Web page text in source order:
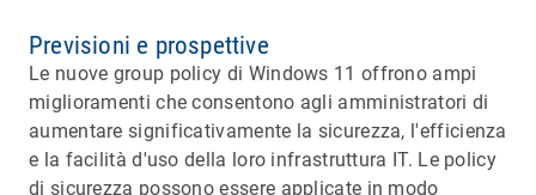
Previsioni e prospettive
Le nuove group policy di Windows 11 offrono ampi
miglioramenti che consentono agli amministratori di
aumentare significativamente la sicurezza, l'efficienza
e la facilità d'uso della loro infrastruttura IT. Le policy
di sicurezza possono essere applicate in modo